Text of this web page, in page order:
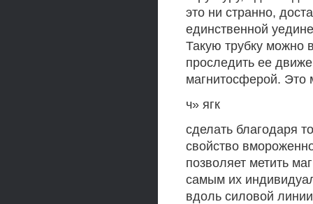
это ни странно,
единственной
Такую трубку можно
проследить ее
магнитосферой. Это
ч» ягк
сделать благодаря
свойство
позволяет метить
самым их
вдоль силовой